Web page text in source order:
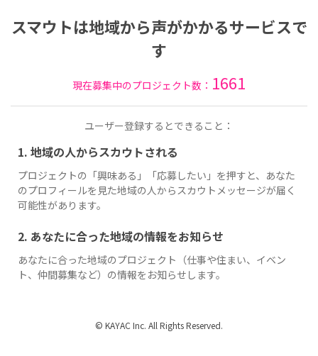
スマウトは地域から声がかかるサービスで
す
現在募集中のプロジェクト数： 1661
ユーザー登録するとできること：
1. 地域の人からスカウトされる
プロジェクトの「興味ある」「応募したい」を押すと、あなた
のプロフィールを見た地域の人からスカウトメッセージが届く
可能性があります。
2. あなたに合った地域の情報をお知らせ
あなたに合った地域のプロジェクト（仕事や住まい、イベン
ト、仲間募集など）の情報をお知らせします。
© KAYAC Inc. All Rights Reserved.